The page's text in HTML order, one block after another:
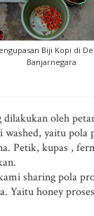
Biji Kopi di
Banjarnegara
dilakukan oleh
washed, yaitu pola
Petik, kupas ,
sharing pola
Yaitu honey